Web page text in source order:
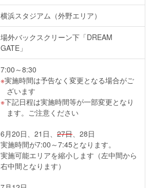
横浜スタジアム（外野エリア）
場外バックスクリーン下「DREAM
GATE」
7:00～8:30
実施時間は予告なく変更となる場合がご
ざいます
下記日程は実施時間等が一部変更となり
ます。ご注意ください
6月20日、21日、 27日、28日
実施時間が7:00～7:45となります。
実施可能エリアを縮小します（左中間から
右中間となります）